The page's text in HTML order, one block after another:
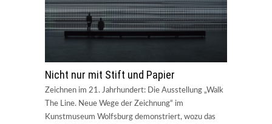
Nicht nur mit Stift und Papier
Zeichnen im 21. Jahrhundert: Die Ausstellung „Walk
The Line. Neue Wege der Zeichnung“ im
Kunstmuseum Wolfsburg demonstriert, wozu das